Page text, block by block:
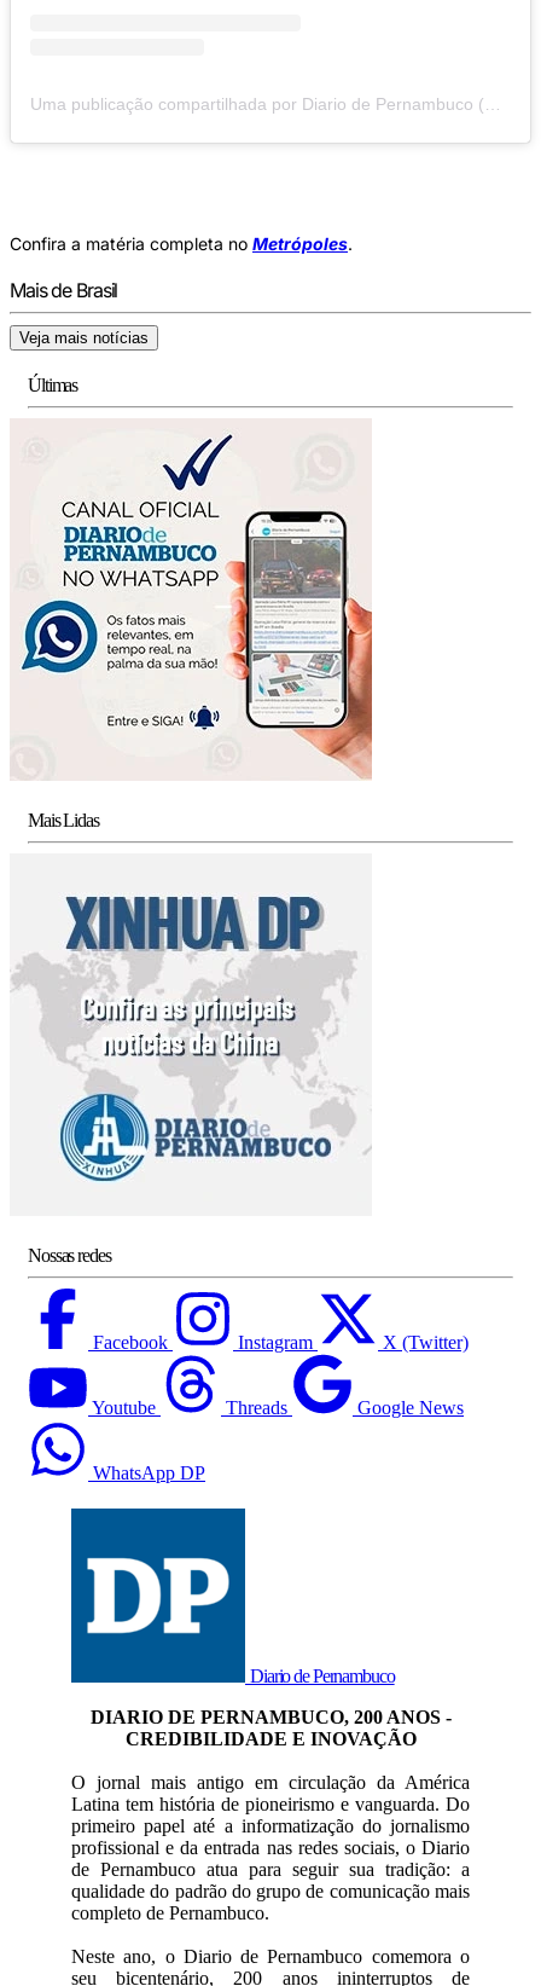
Uma publicação compartilhada por Diario de Pernambuco (@diariodepernambuco)
Confira a matéria completa no Metrópoles.
Mais de Brasil
Veja mais notícias
Últimas
Mais Lidas
Nossas redes
Facebook Instagram X (Twitter)
Youtube Threads Google News
WhatsApp DP
Diario de Pernambuco
DIARIO DE PERNAMBUCO, 200 ANOS -
CREDIBILIDADE E INOVAÇÃO
O jornal mais antigo em circulação da América
Latina tem história de pioneirismo e vanguarda. Do
primeiro papel até a informatização do jornalismo
profissional e da entrada nas redes sociais, o Diario
de Pernambuco atua para seguir sua tradição: a
qualidade do padrão do grupo de comunicação mais
completo de Pernambuco.
Neste ano, o Diario de Pernambuco comemora o
seu bicentenário, 200 anos ininterruptos de